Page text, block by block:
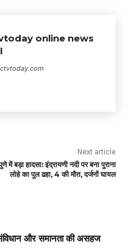
online news
Next article
में बड़ा हादसा: इंद्रायणी नदी पर बना पुराना
लोहे का पुल ढहा, 4 की मौत, दर्जनों घायल
और समानता की असहज